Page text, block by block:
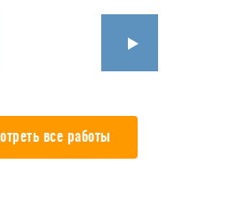
все работы